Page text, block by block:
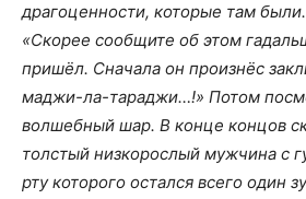
драгоценности, которые там
«Скорее сообщите об этом
пришёл. Сначала он произнёс
маджи-ла-тараджи…!» Потом
волшебный шар. В конце концов
толстый низкорослый мужчина с
рту которого остался всего один